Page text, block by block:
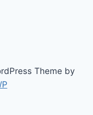
Theme by